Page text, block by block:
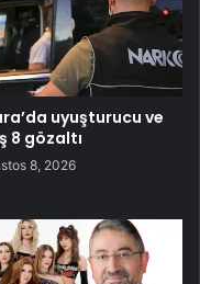
uyuşturucu ve
8 gözaltı
8, 2026